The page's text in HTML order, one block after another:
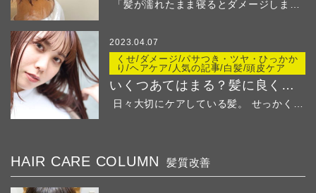
「髪が濡れたまま寝るとダメージしますよ」と美容師さ...
2023.04.07
くせ/ダメージ/パサつき・ツヤ・ひっかか
り/ヘアケア/人気の記事/白髪/頭皮ケア
いくつあてはまる？髪に良くないことリストでチェック
HAIR CARE COLUMN 髪質改善